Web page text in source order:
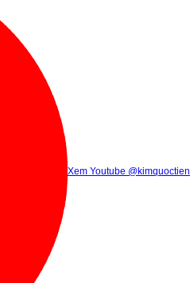
Xem Tik Tok
Gọi điện (8h00 - 21h30)
Xem Youtube @kimquoctien